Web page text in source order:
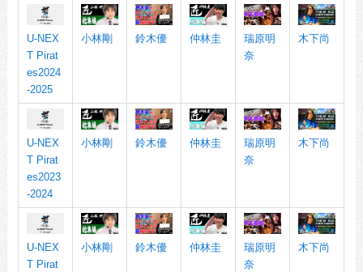
U-NEX
T Pirat
es2024
-2025
小林剛 鈴木優 仲林圭
瑞原明
奈
木下尚
U-NEX
T Pirat
es2023
-2024
小林剛 鈴木優 仲林圭
瑞原明
奈
木下尚
U-NEX
T Pirat
小林剛 鈴木優 仲林圭
瑞原明
奈
木下尚